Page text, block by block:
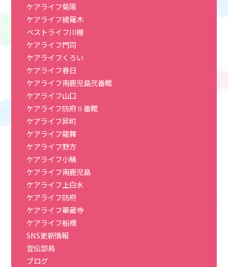
ケアライフ菊陽
ケアライフ綾羅木
ベストライフ川棚
ケアライフ門司
ケアライフくろい
ケアライフ春日
ケアライフ南鹿児島弐番館
ケアライフ山口
ケアライフ防府Ⅱ番館
ケアライフ昇町
ケアライフ龍舞
ケアライフ野方
ケアライフ小鯖
ケアライフ南鹿児島
ケアライフ上白水
ケアライフ防府
ケアライフ華蔵寺
ケアライフ船橋
SNS更新情報
宣伝部鳥
ブログ